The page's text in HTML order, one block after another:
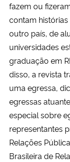
fazem ou
contam
outro país, de
universidades
graduação em
disso, a revista
uma egressa,
egressas
especial sobre
representantes
Relações
Brasileira de